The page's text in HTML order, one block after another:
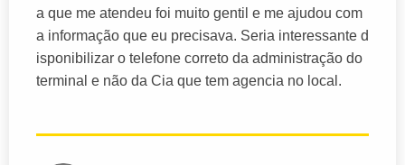
a que me atendeu foi muito gentil e me ajudou com
a informação que eu precisava. Seria interessante d
isponibilizar o telefone correto da administração do
terminal e não da Cia que tem agencia no local.